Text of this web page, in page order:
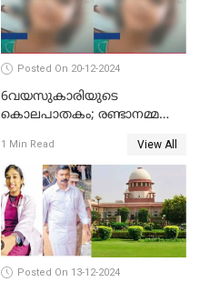
Posted On 20-12-2024
6വയസുകാരിയുടെ
കൊലപാതകം; രണ്ടാനമ്മയെ
1 Min Read View All
Posted On 13-12-2024